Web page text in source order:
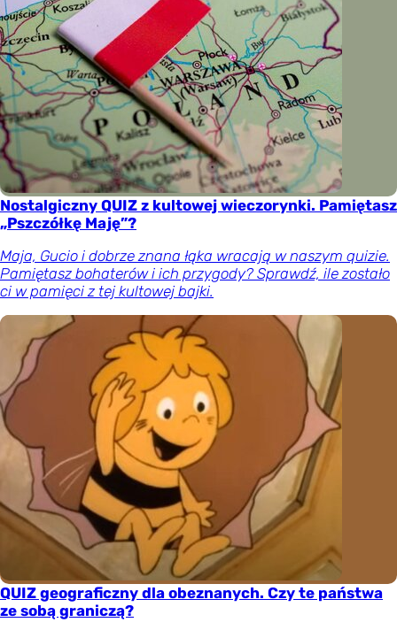
Nostalgiczny QUIZ z kultowej wieczorynki. Pamiętasz
„Pszczółkę Maję”?
Maja, Gucio i dobrze znana łąka wracają w naszym quizie.
Pamiętasz bohaterów i ich przygody? Sprawdź, ile zostało
ci w pamięci z tej kultowej bajki.
QUIZ geograficzny dla obeznanych. Czy te państwa
ze sobą graniczą?